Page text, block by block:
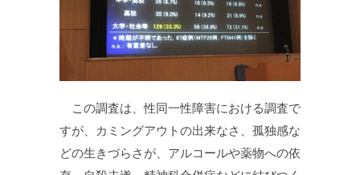
この調査は、性同一性障害における調査で
すが、カミングアウトの出来なさ、孤独感な
どの生きづらさが、アルコールや薬物への依